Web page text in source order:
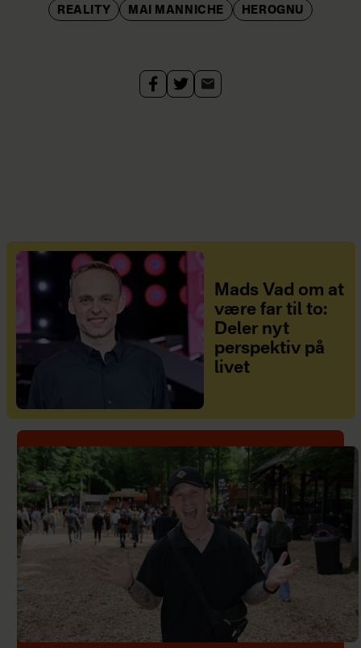
REALITY MAI MANNICHE HEROGNU
Mads Vad om at
være far til to:
Deler nyt
perspektiv på
livet